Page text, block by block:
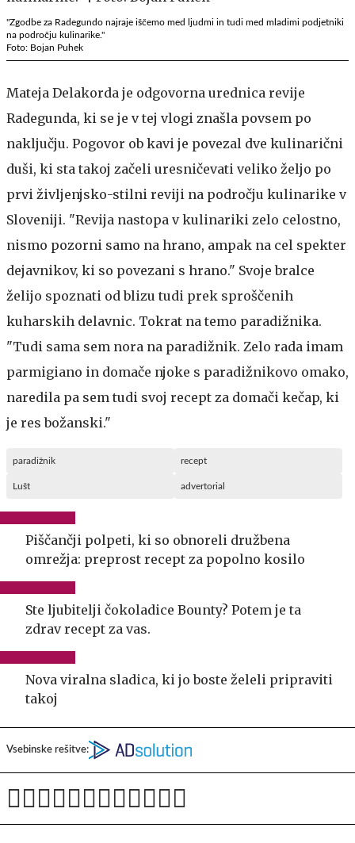
"Zgodbe za Radegundo najraje iščemo med ljudmi in tudi med mladimi podjetniki
na področju kulinarike."
Foto: Bojan Puhek
Mateja Delakorda je odgovorna urednica revije
Radegunda, ki se je v tej vlogi znašla povsem po
naključju. Pogovor ob kavi je povezal dve kulinarični
duši, ki sta takoj začeli uresničevati veliko željo po
prvi življenjsko-stilni reviji na področju kulinarike v
Sloveniji. "Revija nastopa v kulinariki zelo celostno,
nismo pozorni samo na hrano, ampak na cel spekter
dejavnikov, ki so povezani s hrano." Svoje bralce
želijo spoznati od blizu tudi prek sproščenih
kuharskih delavnic. Tokrat na temo paradižnika.
"Tudi sama sem nora na paradižnik. Zelo rada imam
parmigiano in domače njoke s paradižnikovo omako,
naredila pa sem tudi svoj recept za domači kečap, ki
je res božanski."
paradižnik recept
Lušt advertorial
Piščančji polpeti, ki so obnoreli družbena
omrežja: preprost recept za popolno kosilo
Ste ljubitelji čokoladice Bounty? Potem je ta
zdrav recept za vas.
Nova viralna sladica, ki jo boste želeli pripraviti
takoj
Vsebinske rešitve: